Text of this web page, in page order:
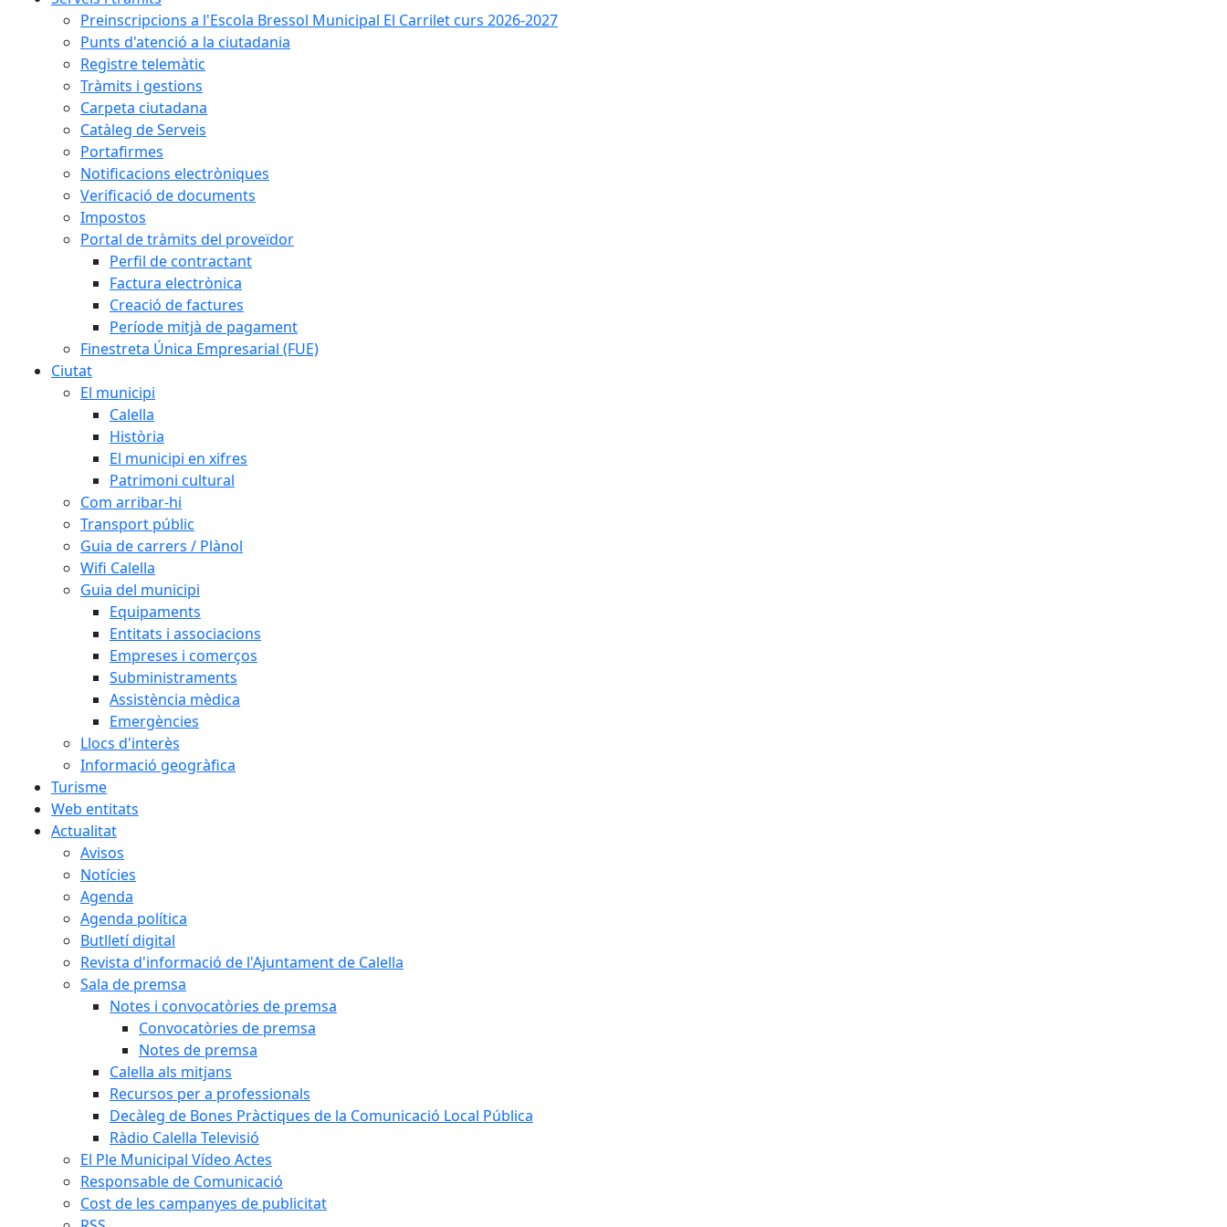
Preinscripcions a l'Escola Bressol Municipal El Carrilet curs 2026-2027
Punts d'atenció a la ciutadania
Registre telemàtic
Tràmits i gestions
Carpeta ciutadana
Catàleg de Serveis
Portafirmes
Notificacions electròniques
Verificació de documents
Impostos
Portal de tràmits del proveïdor
Perfil de contractant
Factura electrònica
Creació de factures
Període mitjà de pagament
Finestreta Única Empresarial (FUE)
Ciutat
El municipi
Calella
Història
El municipi en xifres
Patrimoni cultural
Com arribar-hi
Transport públic
Guia de carrers / Plànol
Wifi Calella
Guia del municipi
Equipaments
Entitats i associacions
Empreses i comerços
Subministraments
Assistència mèdica
Emergències
Llocs d'interès
Informació geogràfica
Turisme
Web entitats
Actualitat
Avisos
Notícies
Agenda
Agenda política
Butlletí digital
Revista d'informació de l'Ajuntament de Calella
Sala de premsa
Notes i convocatòries de premsa
Convocatòries de premsa
Notes de premsa
Calella als mitjans
Recursos per a professionals
Decàleg de Bones Pràctiques de la Comunicació Local Pública
Ràdio Calella Televisió
El Ple Municipal Vídeo Actes
Responsable de Comunicació
Cost de les campanyes de publicitat